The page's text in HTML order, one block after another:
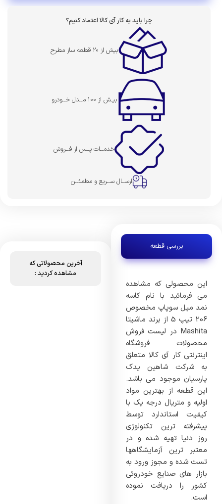
چرا باید به کار آی کالا اعتماد کنیم؟
بیش از 20 قطعه ساز مطرح
بیـش از 100 مــدل خــودرو
خدمــات پــس از فــروش
ارســال ســریع و مطمئــن
بررسی قطعه
این محصولی که مشاهده
می فرمائید با نام کاسه
نمد میل سوپاپ مخصوص
206 تیپ 5 از برند ماشیتا
Mashita در لیست فروش
محصولات فروشگاه
اینترنتی کار آی کالا متعلق
به شرکت شاهین یدک
پارسیان موجود می باشد.
این قطعه از بهترین مواد
اولیه و متریال درجه یک با
کیفیت استاندارد توسط
پیشرفته ترین تکنولوژی
روز دنیا تهیه شده و در
معتبر ترین آزمایشگاهها
تست شده و مجوز ورود به
بازار های صنایع خودروئی
کشور را دریافت نموده
است.
آخرین محصولاتی که
مشاهده کردید :